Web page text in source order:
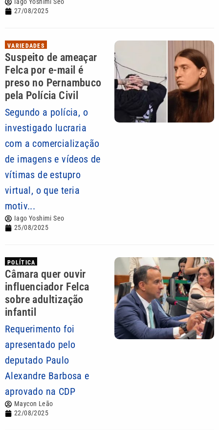
27/08/2025
VARIEDADES
Suspeito de ameaçar
Felca por e-mail é
preso no Pernambuco
pela Polícia Civil
Segundo a polícia, o
investigado lucraria
com a comercialização
de imagens e vídeos de
vítimas de estupro
virtual, o que teria
motiv...
Iago Yoshimi Seo
25/08/2025
POLÍTICA
Câmara quer ouvir
influenciador Felca
sobre adultização
infantil
Requerimento foi
apresentado pelo
deputado Paulo
Alexandre Barbosa e
aprovado na CDP
Maycon Leão
22/08/2025